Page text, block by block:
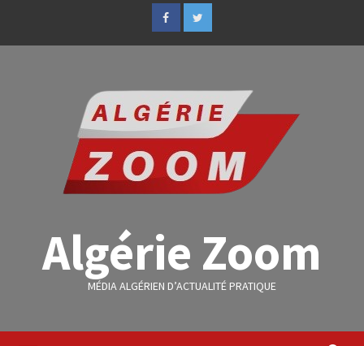
Algérie Zoom
MÉDIA ALGÉRIEN D’ACTUALITÉ PRATIQUE